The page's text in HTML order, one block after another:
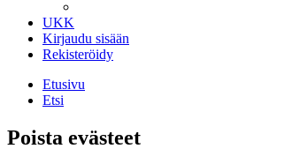
UKK
Kirjaudu sisään
Rekisteröidy
Etusivu
Etsi
Poista evästeet